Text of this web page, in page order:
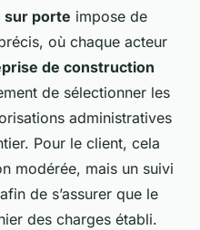
sur porte impose de
où chaque acteur
de construction
de sélectionner les
administratives
Pour le client, cela
modérée, mais un suivi
de s’assurer que le
des charges établi.